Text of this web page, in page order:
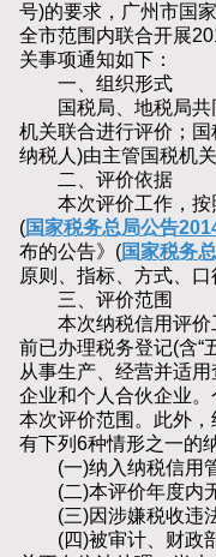
号)的要求，广州市国
全市范围内联合开展
关事项通知如下：
一、组织形式
国税局、地税局共
机关联合进行评价；
纳税人)由主管国税机
二、评价依据
本次评价工作，按
(国家税务总局公告
布的公告》(国家税务
原则、指标、方式、口
三、评价范围
本次纳税信用评价
前已办理税务登记(含“
从事生产、经营并适
企业和个人合伙企业
本次评价范围。此外，
有下列6种情形之一的
(一)纳入纳税信用管
(二)本评价年度内无
(三)因涉嫌税收违法
(四)被审计、财政部